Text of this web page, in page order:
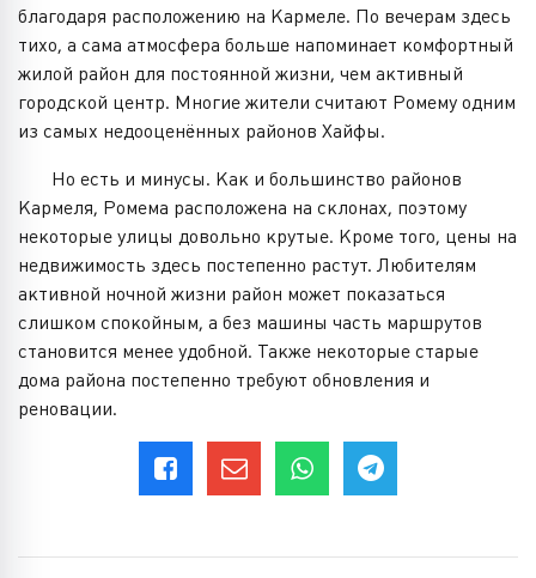
благодаря расположению на Кармеле. По вечерам здесь
тихо, а сама атмосфера больше напоминает комфортный
жилой район для постоянной жизни, чем активный
городской центр. Многие жители считают Ромему одним
из самых недооценённых районов Хайфы.
Но есть и минусы. Как и большинство районов
Кармеля, Ромема расположена на склонах, поэтому
некоторые улицы довольно крутые. Кроме того, цены на
недвижимость здесь постепенно растут. Любителям
активной ночной жизни район может показаться
слишком спокойным, а без машины часть маршрутов
становится менее удобной. Также некоторые старые
дома района постепенно требуют обновления и
реновации.